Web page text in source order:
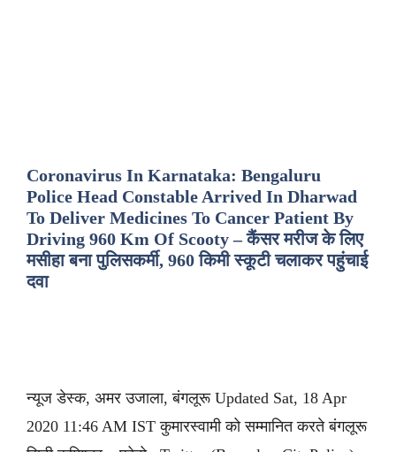
Coronavirus In Karnataka: Bengaluru
Police Head Constable Arrived In Dharwad
To Deliver Medicines To Cancer Patient By
Driving 960 Km Of Scooty – कैंसर मरीज के लिए
मसीहा बना पुलिसकर्मी, 960 किमी स्कूटी चलाकर पहुंचाई
दवा
न्यूज डेस्क, अमर उजाला, बंगलूरू Updated Sat, 18 Apr
2020 11:46 AM IST कुमारस्वामी को सम्मानित करते बंगलूरू